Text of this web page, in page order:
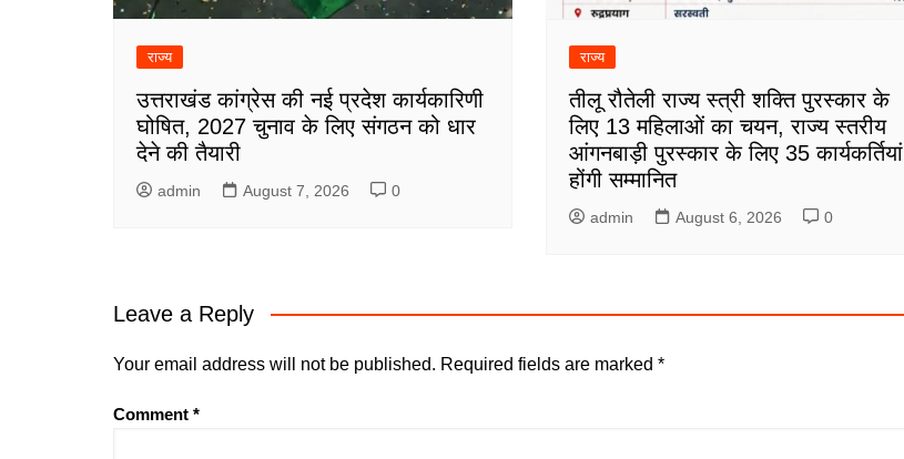
राज्य
उत्तराखंड कांग्रेस की नई प्रदेश कार्यकारिणी
घोषित, 2027 चुनाव के लिए संगठन को धार
देने की तैयारी
admin August 7, 2026 0
राज्य
तीलू रौतेली राज्य स्त्री शक्ति पुरस्कार के
लिए 13 महिलाओं का चयन, राज्य स्तरीय
आंगनबाड़ी पुरस्कार के लिए 35 कार्यकर्तियां
होंगी सम्मानित
admin August 6, 2026 0
Leave a Reply
Your email address will not be published. Required fields are marked *
Comment *